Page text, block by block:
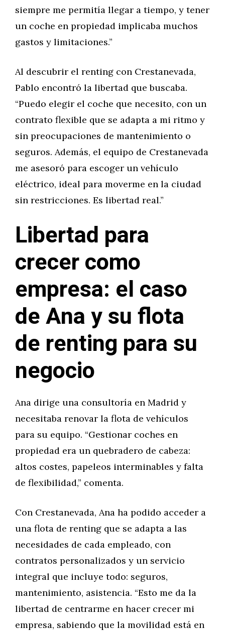
siempre me permitía llegar a tiempo, y tener
un coche en propiedad implicaba muchos
gastos y limitaciones.”
Al descubrir el renting con Crestanevada,
Pablo encontró la libertad que buscaba.
“Puedo elegir el coche que necesito, con un
contrato flexible que se adapta a mi ritmo y
sin preocupaciones de mantenimiento o
seguros. Además, el equipo de Crestanevada
me asesoró para escoger un vehículo
eléctrico, ideal para moverme en la ciudad
sin restricciones. Es libertad real.”
Libertad para
crecer como
empresa: el caso
de Ana y su flota
de renting para su
negocio
Ana dirige una consultoría en Madrid y
necesitaba renovar la flota de vehículos
para su equipo. “Gestionar coches en
propiedad era un quebradero de cabeza:
altos costes, papeleos interminables y falta
de flexibilidad,” comenta.
Con Crestanevada, Ana ha podido acceder a
una flota de renting que se adapta a las
necesidades de cada empleado, con
contratos personalizados y un servicio
integral que incluye todo: seguros,
mantenimiento, asistencia. “Esto me da la
libertad de centrarme en hacer crecer mi
empresa, sabiendo que la movilidad está en